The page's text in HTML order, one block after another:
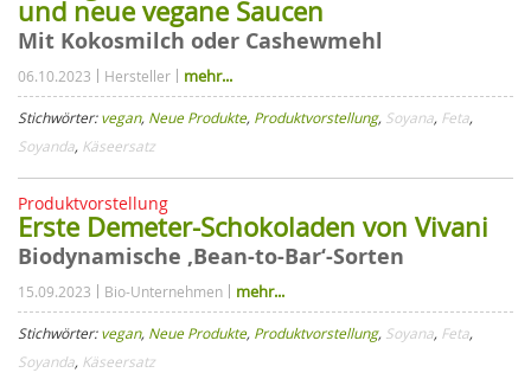
und neue vegane Saucen
Mit Kokosmilch oder Cashewmehl
06.10.2023 Hersteller mehr...
Stichwörter:vegan, Neue Produkte, Produktvorstellung, Soyana, Feta,
Soyanda, Käseersatz
Produktvorstellung
Erste Demeter-Schokoladen von Vivani
Biodynamische ‚Bean-to-Bar‘-Sorten
15.09.2023 Bio-Unternehmen mehr...
Stichwörter:vegan, Neue Produkte, Produktvorstellung, Soyana, Feta,
Soyanda, Käseersatz